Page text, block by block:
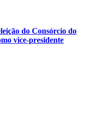
do Consórcio do
vice-presidente